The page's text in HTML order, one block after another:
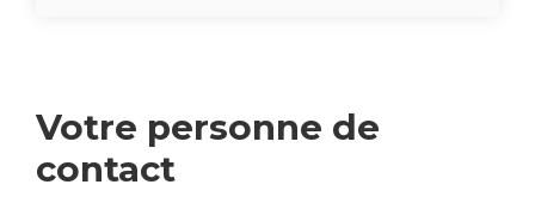
Votre per­sonne de
contact